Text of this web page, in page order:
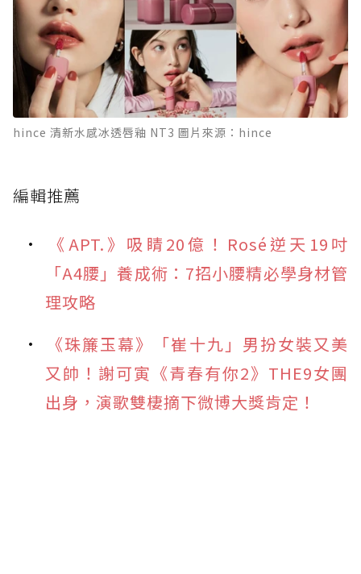
hince 清新水感冰透唇釉 NT3 圖片來源：hince
編輯推薦
《APT.》吸睛20億！Rosé逆天19吋
「A4腰」養成術：7招小腰精必學身材管
理攻略
《珠簾玉幕》「崔十九」男扮女裝又美
又帥！謝可寅《青春有你2》THE9女團
出身，演歌雙棲摘下微博大獎肯定！